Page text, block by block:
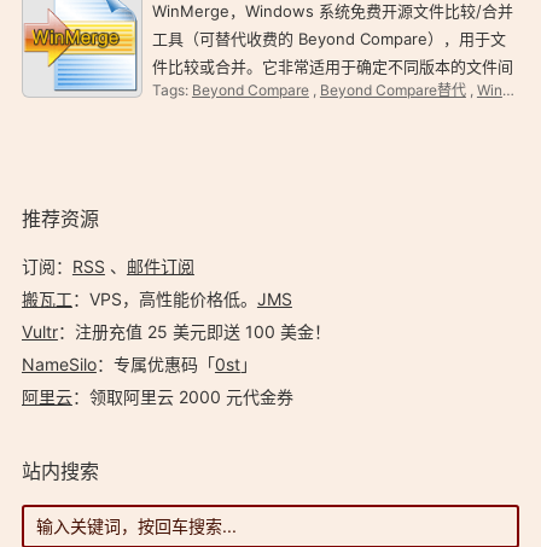
WinMerge，Windows 系统免费开源文件比较/合并
工具（可替代收费的 Beyond Compare），用于文
件比较或合并。它非常适用于确定不同版本的文件间
的改变以及合并这些改变，尤其是在有多人编辑同一
Tags: Beyond Compare, Beyond Compare替代, WinMerge 下载
推荐资源
订阅： RSS 、 邮件订阅
搬瓦工：VPS，高性能价格低。️ JMS
Vultr：注册充值 25 美元即送 100 美金！
NameSilo：专属优惠码「0st」
阿里云：领取阿里云 2000 元代金券
站内搜索